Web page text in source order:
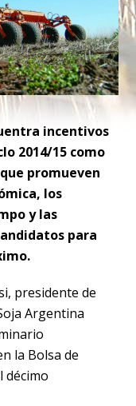
incentivos
2014/15 como
promueven
los
y las
para
presidente de
Argentina
la Bolsa de
décimo